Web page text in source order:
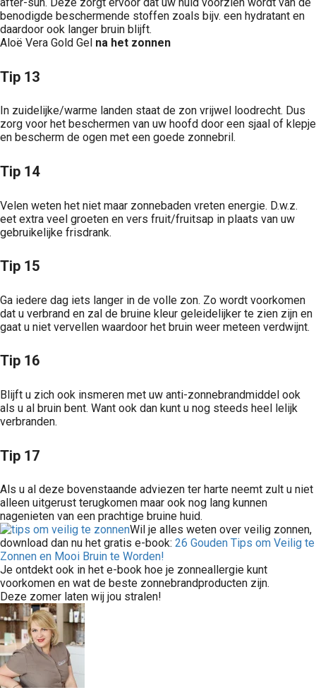
benodigde beschermende stoffen zoals bijv. een hydratant en
daardoor ook langer bruin blijft.
Aloë Vera Gold Gel na het zonnen
Tip 13
In zuidelijke/warme landen staat de zon vrijwel loodrecht. Dus
zorg voor het beschermen van uw hoofd door een sjaal of klepje
en bescherm de ogen met een goede zonnebril.
Tip 14
Velen weten het niet maar zonnebaden vreten energie. D.w.z.
eet extra veel groeten en vers fruit/fruitsap in plaats van uw
gebruikelijke frisdrank.
Tip 15
Ga iedere dag iets langer in de volle zon. Zo wordt voorkomen
dat u verbrand en zal de bruine kleur geleidelijker te zien zijn en
gaat u niet vervellen waardoor het bruin weer meteen verdwijnt.
Tip 16
Blijft u zich ook insmeren met uw anti-zonnebrandmiddel ook
als u al bruin bent. Want ook dan kunt u nog steeds heel lelijk
verbranden.
Tip 17
Als u al deze bovenstaande adviezen ter harte neemt zult u niet
alleen uitgerust terugkomen maar ook nog lang kunnen
nagenieten van een prachtige bruine huid.
Wil je alles weten over veilig zonnen,
download dan nu het gratis e-book: 26 Gouden Tips om Veilig te
Zonnen en Mooi Bruin te Worden!
Je ontdekt ook in het e-book hoe je zonneallergie kunt
voorkomen en wat de beste zonnebrandproducten zijn.
Deze zomer laten wij jou stralen!